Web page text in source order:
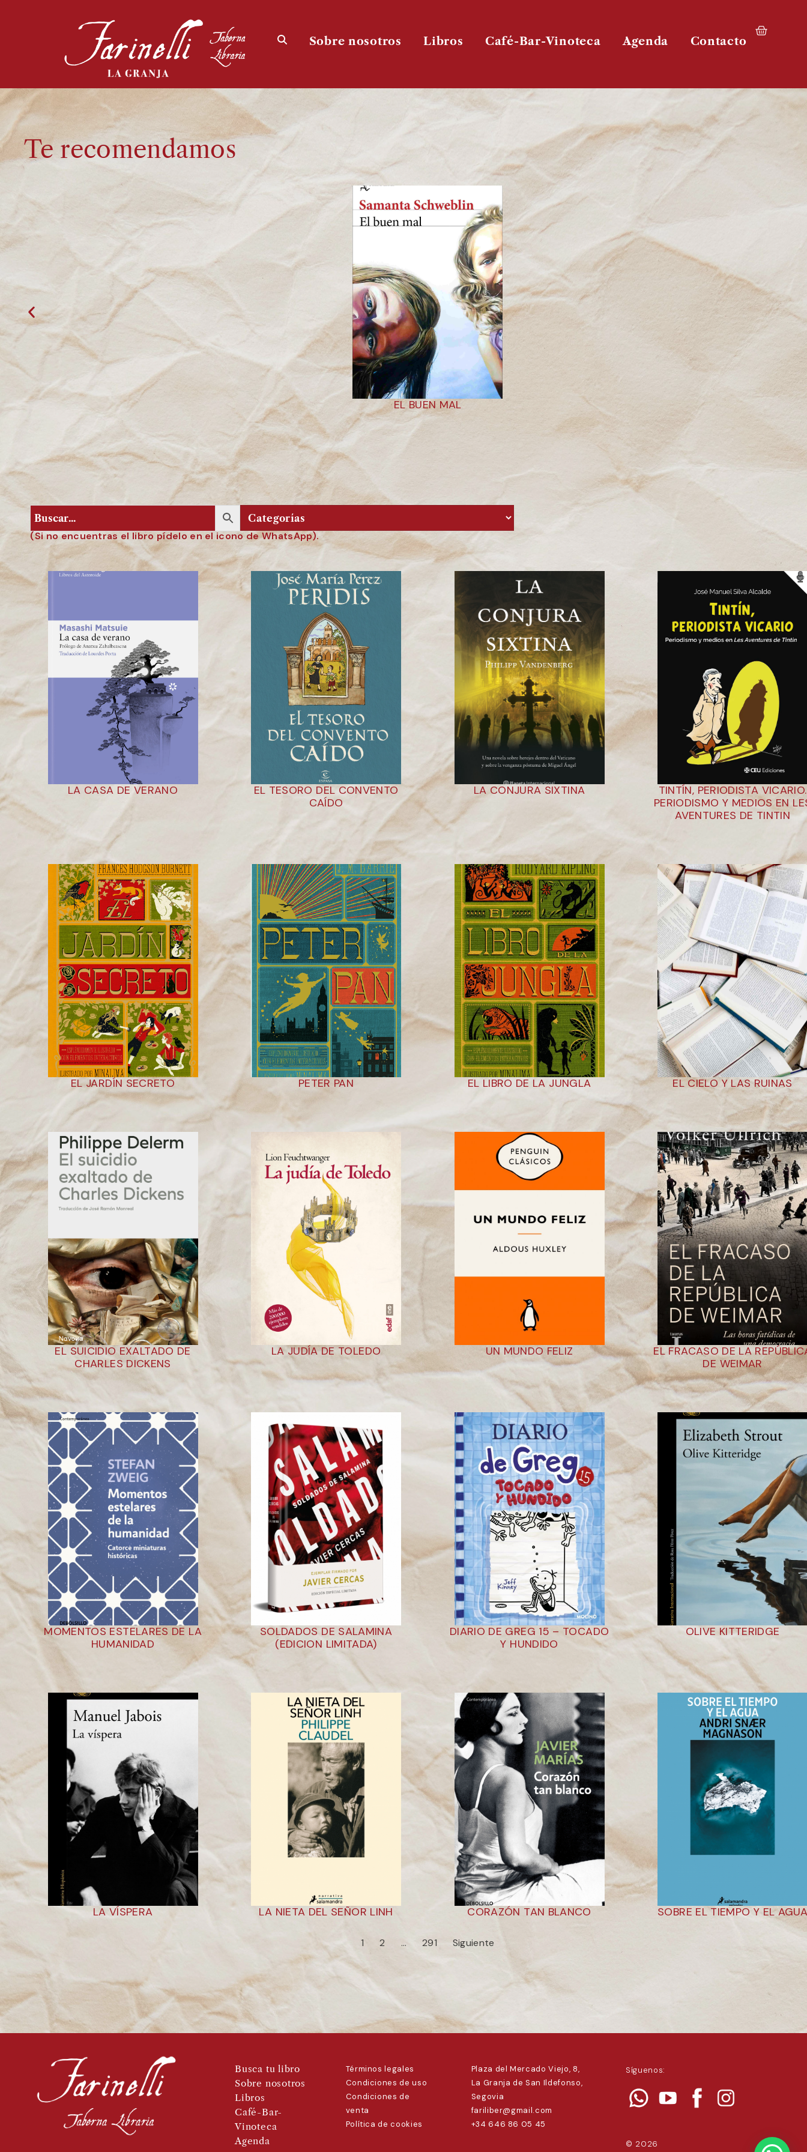
Sobre nosotros Libros Café-Bar-Vinoteca Agenda Contacto
Te recomendamos
EL BUEN MAL
(Si no encuentras el libro pídelo en el icono de WhatsApp).
LA CASA DE VERANO
EL TESORO DEL CONVENTO
CAÍDO
LA CONJURA SIXTINA
TINTÍN, PERIODISTA VICARIO.
PERIODISMO Y MEDIOS EN
AVENTURES DE TINTIN
EL JARDÍN SECRETO PETER PAN EL LIBRO DE LA JUNGLA EL CIELO Y LAS RUINAS
EL SUICIDIO EXALTADO DE
CHARLES DICKENS
LA JUDÍA DE TOLEDO UN MUNDO FELIZ
EL FRACASO DE LA
DE WEIMAR
MOMENTOS ESTELARES DE LA
HUMANIDAD
SOLDADOS DE SALAMINA
(EDICION LIMITADA)
DIARIO DE GREG 15 – TOCADO
Y HUNDIDO
OLIVE KITTERIDGE
LA VÍSPERA LA NIETA DEL SEÑOR LINH CORAZÓN TAN BLANCO SOBRE EL TIEMPO Y EL
1 2 … 291 Siguiente
Busca tu libro
Sobre nosotros
Libros
Café-Bar-
Vinoteca
Agenda
Términos legales
Condiciones de uso
Condiciones de
venta
Política de cookies
Plaza del Mercado Viejo, 8,
La Granja de San Ildefonso,
Segovia
fariliber@gmail.com
+34 646 86 05 45
Síguenos:
© 2026